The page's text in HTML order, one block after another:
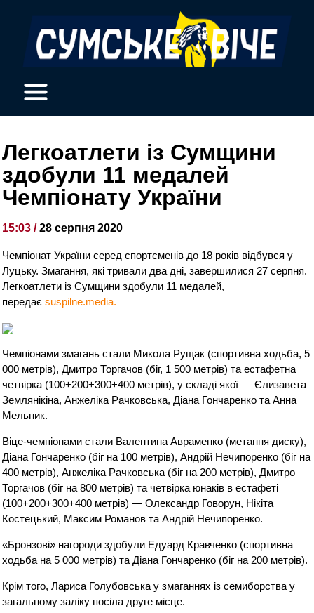
Легкоатлети із Сумщини
здобули 11 медалей
Чемпіонату України
15:03 /28 серпня 2020
Чемпіонат України серед спортсменів до 18 років відбувся у
Луцьку. Змагання, які тривали два дні, завершилися 27 серпня.
Легкоатлети із Сумщини здобули 11 медалей,
передаєsuspilne.media.
Чемпіонами змагань стали Микола Рущак (спортивна ходьба, 5
000 метрів), Дмитро Торгачов (біг, 1 500 метрів) та естафетна
четвірка (100+200+300+400 метрів), у складі якої — Єлизавета
Землянікіна, Анжеліка Рачковська, Діана Гончаренко та Анна
Мельник.
Віце-чемпіонами стали Валентина Авраменко (метання диску),
Діана Гончаренко (біг на 100 метрів), Андрій Нечипоренко (біг на
400 метрів), Анжеліка Рачковська (біг на 200 метрів), Дмитро
Торгачов (біг на 800 метрів) та четвірка юнаків в естафеті
(100+200+300+400 метрів) — Олександр Говорун, Нікіта
Костецький, Максим Романов та Андрій Нечипоренко.
«Бронзові» нагороди здобули Едуард Кравченко (спортивна
ходьба на 5 000 метрів) та Діана Гончаренко (біг на 200 метрів).
Крім того, Лариса Голубовська у змаганнях із семиборства у
загальному заліку посіла друге місце.